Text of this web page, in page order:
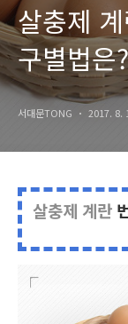
살충제
구별법은
안내!
서대문TONG 2017. 8.
살충제 계란